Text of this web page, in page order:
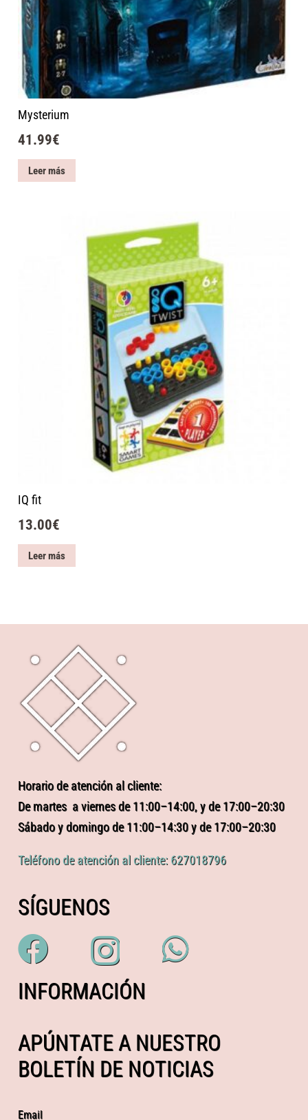
Mysterium
41.99€
Leer más
IQ fit
13.00€
Leer más
Horario de atención al cliente:
De martes a viernes de 11:00–14:00, y de 17:00–20:30
Sábado y domingo de 11:00–14:30 y de 17:00–20:30
Teléfono de atención al cliente: 627018796
SÍGUENOS
INFORMACIÓN
APÚNTATE A NUESTRO
BOLETÍN DE NOTICIAS
Email